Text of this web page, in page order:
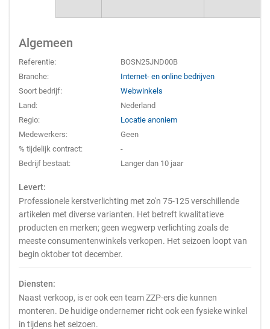
Algemeen
Referentie:
BOSN25JND00B
Branche:
Internet- en online bedrijven
Soort bedrijf:
Webwinkels
Land:
Nederland
Regio:
Locatie anoniem
Medewerkers:
Geen
% tijdelijk contract:
-
Bedrijf bestaat:
Langer dan 10 jaar
Levert:
Professionele kerstverlichting met zo'n 75-125 verschillende
artikelen met diverse varianten. Het betreft kwalitatieve
producten en merken; geen wegwerp verlichting zoals de
meeste consumentenwinkels verkopen. Het seizoen loopt van
begin oktober tot december.
Diensten:
Naast verkoop, is er ook een team ZZP-ers die kunnen
monteren. De huidige ondernemer richt ook een fysieke winkel
in tijdens het seizoen.